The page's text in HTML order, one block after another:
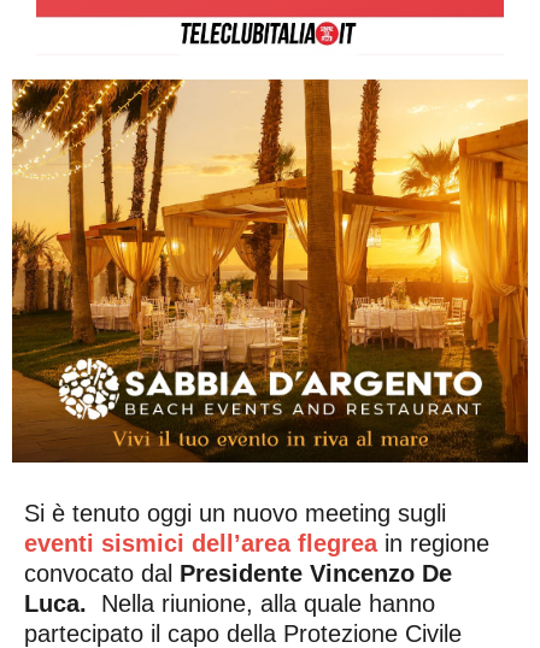
Si è tenuto oggi un nuovo meeting sugli
eventi sismici dell’area flegreain regione
convocato dal Presidente Vincenzo De
Luca.
Nella riunione, alla quale hanno
partecipato il capo della Protezione Civile